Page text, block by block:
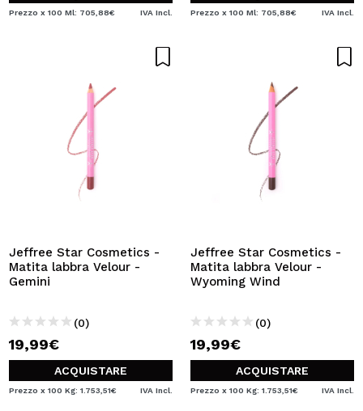
Prezzo x 100 Ml: 705,88€ IVA Incl. Prezzo x 100 Ml: 705,88€ IVA Incl.
Jeffree Star Cosmetics -
Matita labbra Velour -
Gemini
(0)
19,99€
ACQUISTARE
Prezzo x 100 Kg: 1.753,51€ IVA Incl.
Jeffree Star Cosmetics -
Matita labbra Velour -
Wyoming Wind
(0)
19,99€
ACQUISTARE
Prezzo x 100 Kg: 1.753,51€ IVA Incl.